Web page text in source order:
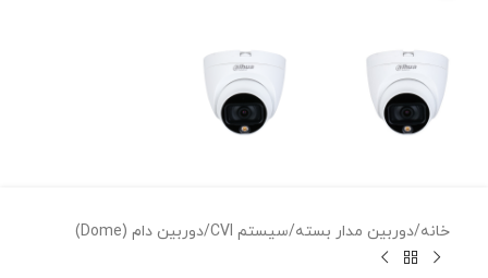
خانه/دوربين مدار بسته/سيستم CVI /دوربين دام (Dome)